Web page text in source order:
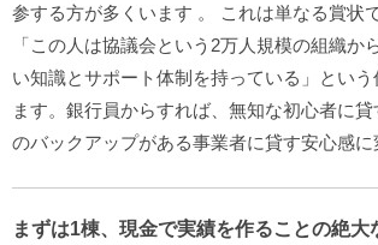
参する方が多くいます 。 これは単なる賞状
「この人は協議会という2万人規模の組織か
い知識とサポート体制を持っている」という
ます。銀行員からすれば、無知な初心者に
のバックアップがある事業者に貸す安心感に
まずは1棟、現金で実績を作ることの絶大